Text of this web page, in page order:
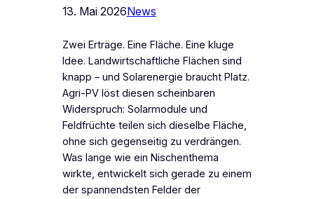
13. Mai 2026News
Zwei Erträge. Eine Fläche. Eine kluge
Idee. Landwirtschaftliche Flächen sind
knapp – und Solarenergie braucht Platz.
Agri-PV löst diesen scheinbaren
Widerspruch: Solarmodule und
Feldfrüchte teilen sich dieselbe Fläche,
ohne sich gegenseitig zu verdrängen.
Was lange wie ein Nischenthema
wirkte, entwickelt sich gerade zu einem
der spannendsten Felder der